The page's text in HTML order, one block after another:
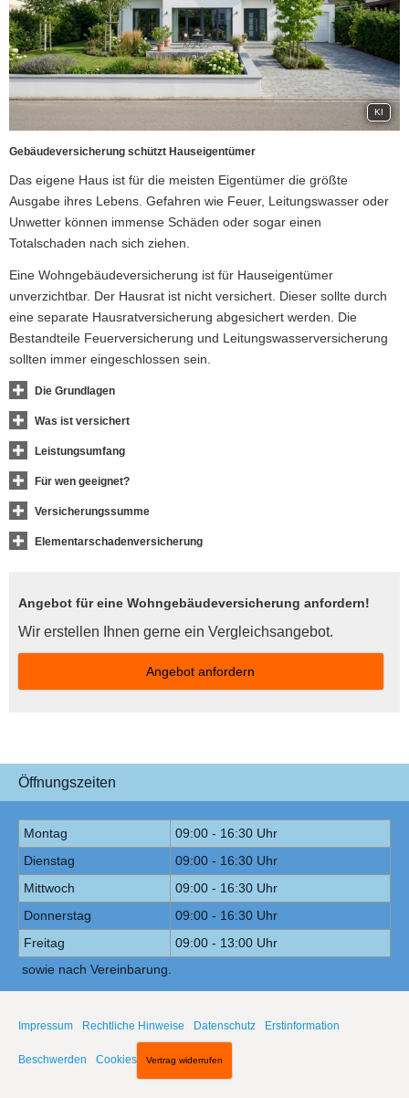
KI
Ge­bäude­ver­si­che­rung schützt Hauseigentümer
Das eigene Haus ist für die meisten Eigentümer die größte
Ausgabe ihres Lebens. Gefahren wie Feuer, Leitungswasser oder
Unwetter können immense Schäden oder sogar einen
Totalschaden nach sich ziehen.
Eine Wohngebäudeversicherung ist für Hauseigentümer
unverzichtbar. Der Hausrat ist nicht versichert. Dieser sollte durch
eine separate Haus­rat­ver­si­che­rung abgesichert werden. Die
Bestandteile Feuerversicherung und Leitungswasserversicherung
sollten immer eingeschlossen sein.
Die Grundlagen
Was ist versichert
Leistungsumfang
Für wen geeignet?
Versicherungssumme
Elementarschadenversicherung
Angebot für eine Wohngebäudeversicherung anfordern!
Wir erstellen Ihnen gerne ein Vergleichsangebot.
An­ge­bot an­for­dern
Öffnungszeiten
Montag
09:00 - 16:30 Uhr
Dienstag
09:00 - 16:30 Uhr
Mittwoch
09:00 - 16:30 Uhr
Donnerstag
09:00 - 16:30 Uhr
Freitag
09:00 - 13:00 Uhr
sowie nach Vereinbarung.
Impressum Rechtliche Hinweise Datenschutz Erstinformation
Beschwerden Cookies Vertrag widerrufen